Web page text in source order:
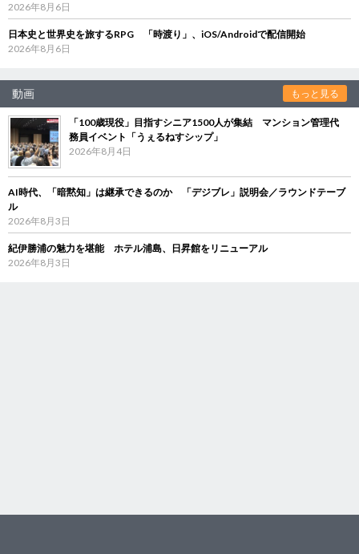
2026年8月6日
日本史と世界史を旅するRPG 「時渡り」、iOS/Androidで配信開始
2026年8月6日
動画 もっと見る
「100歳現役」目指すシニア1500人が集結 マンション管理代
務員イベント「うぇるねすシップ」
2026年8月4日
AI時代、「暗黙知」は継承できるのか 「デジブレ」説明会／ラウンドテーブ
ル
2026年8月3日
紀伊勝浦の魅力を堪能 ホテル浦島、日昇館をリニューアル
2026年8月3日